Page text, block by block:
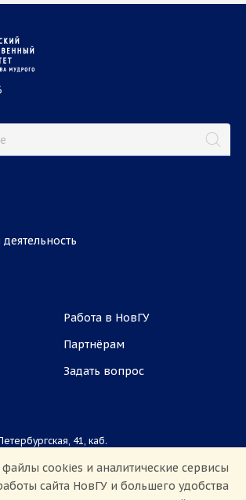
Работа в НовГУ
Партнёрам
Задать вопрос
41, каб.
+7(8162)33-20-44
cookies и аналитические сервисы
сайта НовГУ и большего удобства